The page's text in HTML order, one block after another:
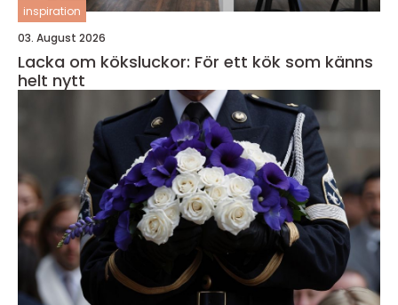
inspiration
03. August 2026
Lacka om köksluckor: För ett kök som känns
helt nytt